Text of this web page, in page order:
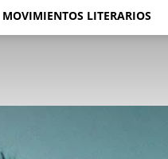
MOVIMIENTOS LITERARIOS